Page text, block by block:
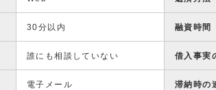
30分以内 融資時間
誰にも相談していない 借入事実
電子メール 滞納時の